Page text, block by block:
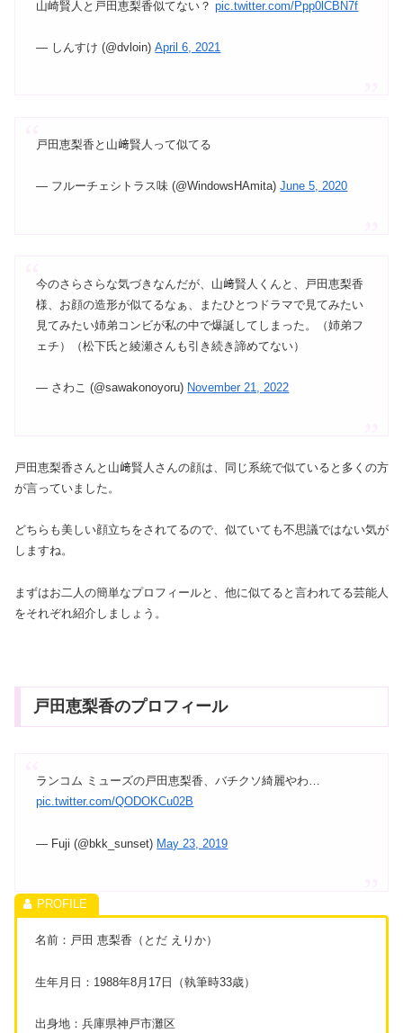
山崎賢人と戸田恵梨香似てない？pic.twitter.com/Ppp0lCBN7f
— しんすけ (@dvloin)April 6, 2021
戸田恵梨香と山﨑賢人って似てる
— フルーチェシトラス味 (@WindowsHAmita)June 5, 2020
今のさらさらな気づきなんだが、山﨑賢人くんと、戸田恵梨香
様、お顔の造形が似てるなぁ、またひとつドラマで見てみたい
見てみたい姉弟コンビが私の中で爆誕してしまった。（姉弟フ
ェチ）（松下氏と綾瀬さんも引き続き諦めてない）
— さわこ (@sawakonoyoru) November 21, 2022
戸田恵梨香さんと山﨑賢人さんの顔は、同じ系統で似ていると多くの方
が言っていました。
どちらも美しい顔立ちをされてるので、似ていても不思議ではない気が
しますね。
まずはお二人の簡単なプロフィールと、他に似てると言われてる芸能人
をそれぞれ紹介しましょう。
戸田恵梨香のプロフィール
ランコム ミューズの戸田恵梨香、バチクソ綺麗やわ…
pic.twitter.com/QODOKCu02B
— Fuji (@bkk_sunset) May 23, 2019
名前：戸田 恵梨香（とだ えりか）
生年月日：1988年8月17日（執筆時33歳）
出身地：兵庫県神戸市灘区